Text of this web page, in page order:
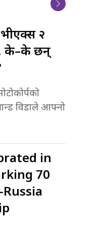
२
के–के छन्
विडाले आफ्नो
in
70